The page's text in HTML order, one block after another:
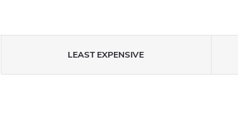
LEAST EXPENSIVE